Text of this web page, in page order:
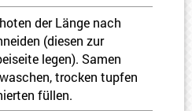
der Länge nach
(diesen zur
legen). Samen
trocken tupfen
füllen.